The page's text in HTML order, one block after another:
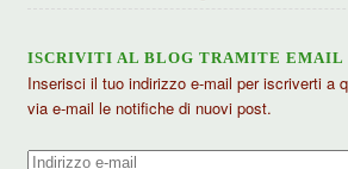
ISCRIVITI AL BLOG TRAMITE EMAIL
Inserisci il tuo indirizzo e-mail per iscriverti a
via e-mail le notifiche di nuovi post.
Indirizzo